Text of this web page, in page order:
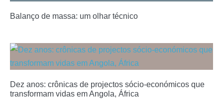
Balanço de massa: um olhar técnico
Dez anos: crônicas de projectos sócio-económicos que
transformam vidas em Angola, África